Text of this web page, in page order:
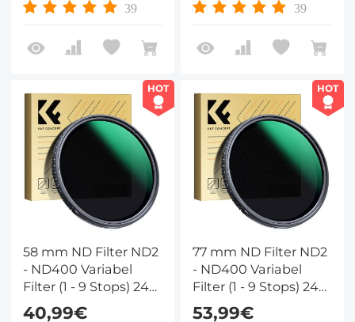
39 39
HOT
58 mm ND Filter ND2
- ND400 Variabel
Filter (1 - 9 Stops) 24
Laags Nano Coating
40,99€
HOT
77 mm ND Filter ND2
- ND400 Variabel
Filter (1 - 9 Stops) 24
Laags Nano Coating
53,99€